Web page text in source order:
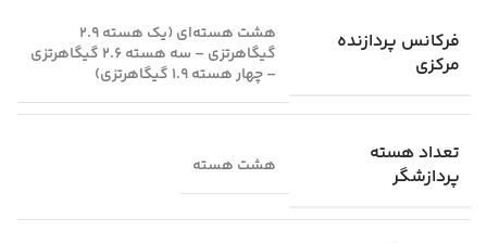
فرکانس پردازنده
مرکزی
هشت هسته‌ای (یک هسته ۲.۹
گیگاهرتزی – سه هسته ۲.۶ گیگاهرتزی
– چهار هسته ۱.۹ گیگاهرتزی)
تعداد هسته
پردازشگر
هشت هسته